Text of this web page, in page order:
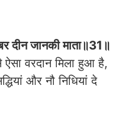
दीन जानकी माता॥31॥
वरदान मिला हुआ है,
और नौ निधियां दे